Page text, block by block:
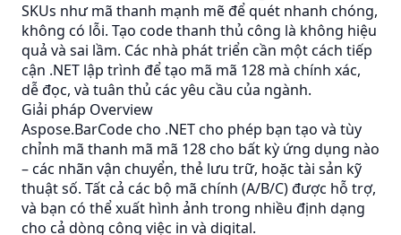
SKUs như mã thanh mạnh mẽ để quét nhanh chóng,
không có lỗi. Tạo code thanh thủ công là không hiệu
quả và sai lầm. Các nhà phát triển cần một cách tiếp
cận .NET lập trình để tạo mã mã 128 mà chính xác,
dễ đọc, và tuân thủ các yêu cầu của ngành.
Giải pháp Overview
Aspose.BarCode cho .NET cho phép bạn tạo và tùy
chỉnh mã thanh mã mã 128 cho bất kỳ ứng dụng nào
– các nhãn vận chuyển, thẻ lưu trữ, hoặc tài sản kỹ
thuật số. Tất cả các bộ mã chính (A/B/C) được hỗ trợ,
và bạn có thể xuất hình ảnh trong nhiều định dạng
cho cả dòng công việc in và digital.